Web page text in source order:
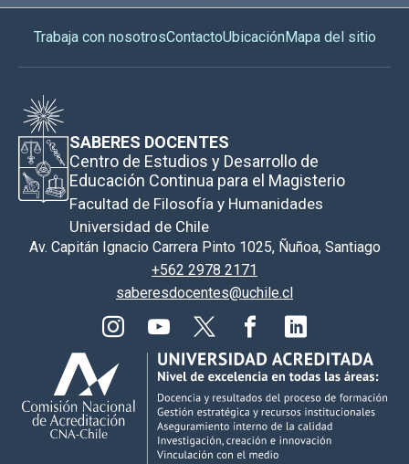
Trabaja con nosotrosContactoUbicaciónMapa del sitio
SABERES DOCENTES
Centro de Estudios y Desarrollo de
Educación Continua para el Magisterio
Facultad de Filosofía y Humanidades
Universidad de Chile
Av. Capitán Ignacio Carrera Pinto 1025, Ñuñoa, Santiago
+562 2978 2171
saberesdocentes@uchile.cl